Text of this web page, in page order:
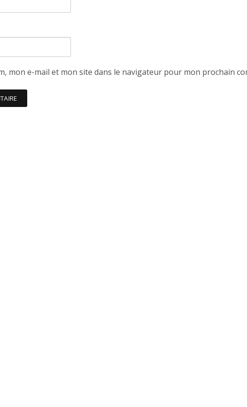
mon e-mail et mon site dans le navigateur pour mon prochain
Clip Bulzaï: un ou